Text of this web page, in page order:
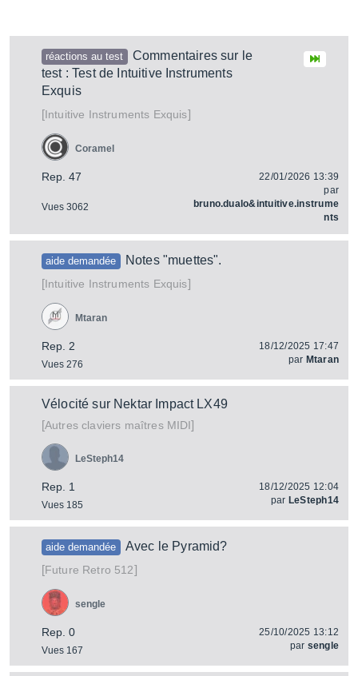
réactions au test
Commentaires sur le
test : Test de Intuitive Instruments
Exquis
[ Intuitive Instruments Exquis]
Rep. 47
Vues 3062
Coramel
22/01/2026 13:39
par
bruno.dualo&intuitive.instrume
nts
aide demandée
Notes "muettes".
[ Intuitive Instruments Exquis]
Rep. 2
Vues 276
Mtaran
18/12/2025 17:47
par Mtaran
Vélocité sur Nektar Impact LX49
[Autres claviers maîtres MIDI]
Rep. 1
Vues 185
LeSteph14
18/12/2025 12:04
par LeSteph14
aide demandée
Avec le Pyramid?
[Future Retro 512]
Rep. 0
Vues 167
sengle
25/10/2025 13:12
par sengle